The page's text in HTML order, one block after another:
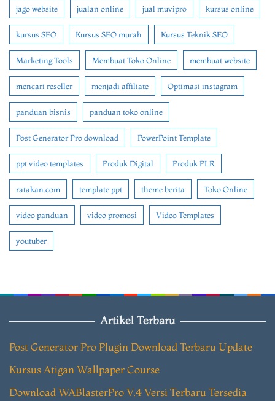
jago website jualan online jual muvipro kursus online
kursus SEO Kursus SEO murah Kursus Teknik SEO
Marketing Tools Membuat Toko Online membuat website
mencari reseller menjadi affiliate Optimasi instagram
panduan bisnis panduan toko online
Post Generator Pro download PowerPoint Template
ppt video templates Produk Digital Produk PLR
ratakan.com template ppt theme berita Toko Online
video panduan video promosi Video Templates
youtuber
Artikel Terbaru
Post Generator Pro Plugin Download Terbaru Update
Kursus Atigan Wallpaper Course
Download WABlasterPro V.4 Versi Terbaru Tersedia